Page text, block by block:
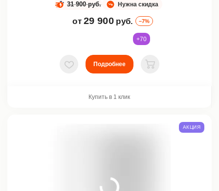
Нужна скидка
31 900 руб.
от 29 900 руб. –7%
+70
В избранное
Подробнее
В корзину
Купить в 1 клик
АКЦИЯ